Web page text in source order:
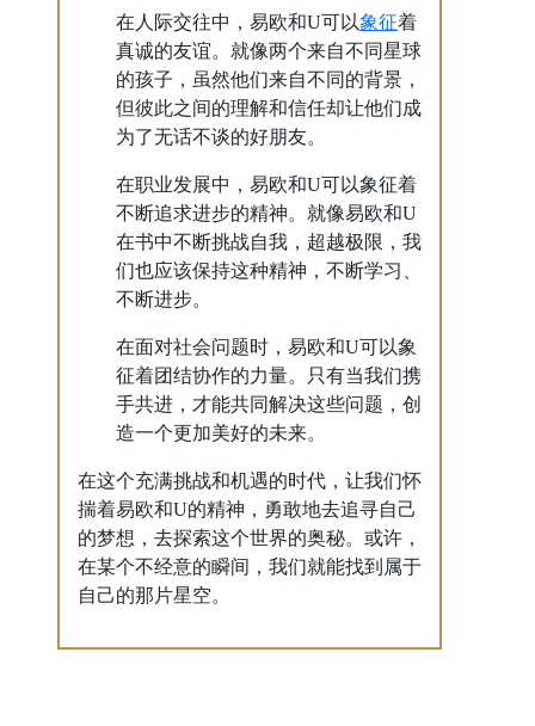
在人际交往中，易欧和U可以象征着
真诚的友谊。就像两个来自不同星球
的孩子，虽然他们来自不同的背景，
但彼此之间的理解和信任却让他们成
为了无话不谈的好朋友。
在职业发展中，易欧和U可以象征着
不断追求进步的精神。就像易欧和U
在书中不断挑战自我，超越极限，我
们也应该保持这种精神，不断学习、
不断进步。
在面对社会问题时，易欧和U可以象
征着团结协作的力量。只有当我们携
手共进，才能共同解决这些问题，创
造一个更加美好的未来。
在这个充满挑战和机遇的时代，让我们怀
揣着易欧和U的精神，勇敢地去追寻自己
的梦想，去探索这个世界的奥秘。或许，
在某个不经意的瞬间，我们就能找到属于
自己的那片星空。